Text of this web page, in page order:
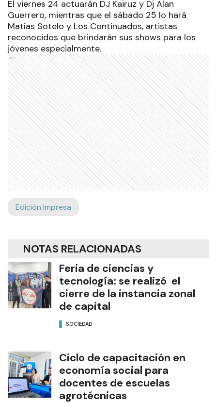
El viernes 24 actuarán DJ Kairuz y Dj Alan
Guerrero, mientras que el sábado 25 lo hará
Matías Sotelo y Los Continuados, artistas
reconocidos que brindarán sus shows para los
jóvenes especialmente.
Ads
Edición Impresa
NOTAS RELACIONADAS
Feria de ciencias y
tecnología: se realizó el
cierre de la instancia zonal
de capital
SOCIEDAD
Ciclo de capacitación en
economía social para
docentes de escuelas
agrotécnicas